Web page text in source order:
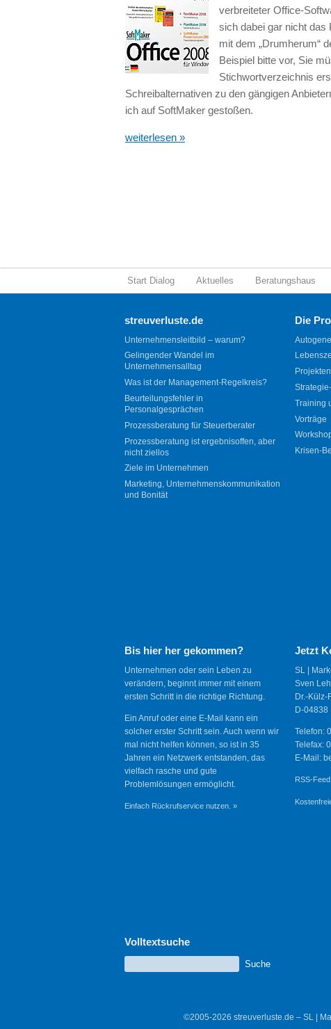
verbreiteter Office-
sich dabei gar nicht das
mit dem „Drumherum“
Beispiel bitte vor, Sie
Stichwortverzeichnis
Schreibalternativen zu den gängigen
ich auf SoftMaker gestoßen.
weiterlesen »
Start Dialog Aktuelles Beratungshaus
streuverluste.de
Unternehmensleitbild – warum?
Gelingender Wandel im
Unternehmensalltag
Was ist der Management-Regelkreis?
Beurteilungsfehler in
Personalgesprächen
Prozessberatung für Steuerberater
Prozessberatung ist ergebnisoffen, aber
nicht ziellos
Ziele im Unternehmen
Marketing, Unternehmenskommunikation
und Bonität
Die
Training
Vorträge
Krisen-
Bis hier her gekommen?
Unternehmen oder sein Leben zu
verändern, beginnt immer mit einem
ersten Schritt in die richtige Richtung.
Ein Anruf oder eine E-Mail kann ein
solcher erster Schritt sein. Auch wenn wir
mal nicht helfen können, so ist in 35
Jahren ein Netzwerk entstanden, das
vielfach rasche und gute
Problemlösungen ermöglicht.
Einfach Rückrufservice nutzen. »
Jetzt
SL |
Sven
Dr.-Külz-
D-04838
Telefon:
Telefax:
E-Mail:
RSS-
Volltextsuche
©2005-2026 streuverluste.de – SL |